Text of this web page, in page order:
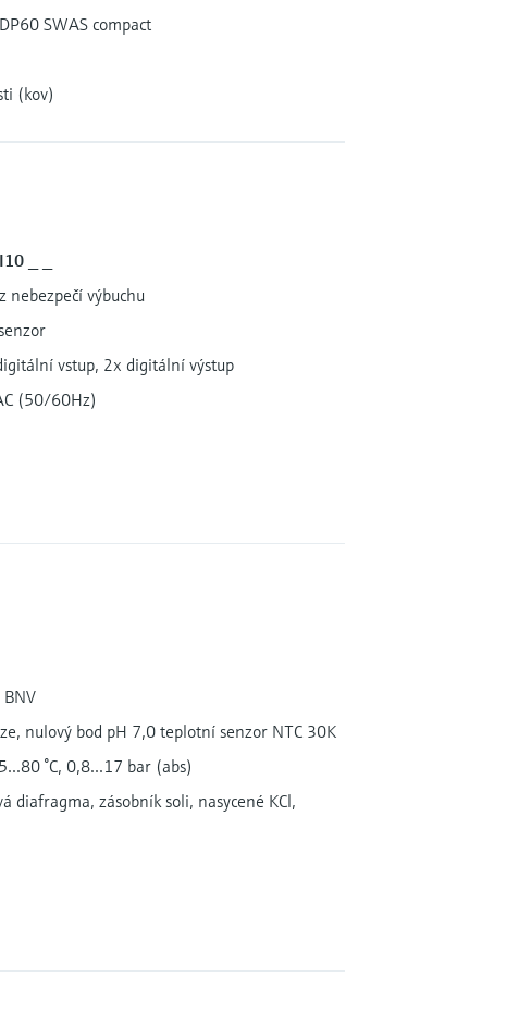
SWAS compact
(kov)
_ _
nebezpečí výbuchu
vstup, 2x digitální výstup
(50/60Hz)
nulový bod pH 7,0 teplotní senzor NTC 30K
°C, 0,8...17 bar (abs)
diafragma, zásobník soli, nasycené KCl,